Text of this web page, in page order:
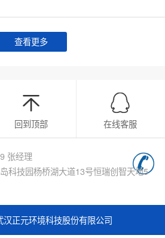
查看更多
回到顶部 在线客服
张经理
科技园杨桥湖大道13号恒瑞创智天地5
正元环境科技股份有限公司